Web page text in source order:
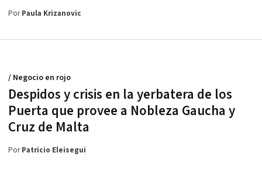
PorPaula Krizanovic
Despidos y crisis en la yerbatera de los
Puerta que provee a Nobleza Gaucha y
Cruz de Malta
/ Negocio en rojo
PorPatricio Eleisegui